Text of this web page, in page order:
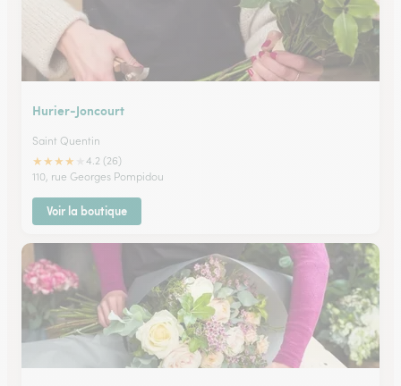
Hurier-Joncourt
Saint Quentin
★★★★
4.2 (26)
110, rue Georges Pompidou
Voir la boutique